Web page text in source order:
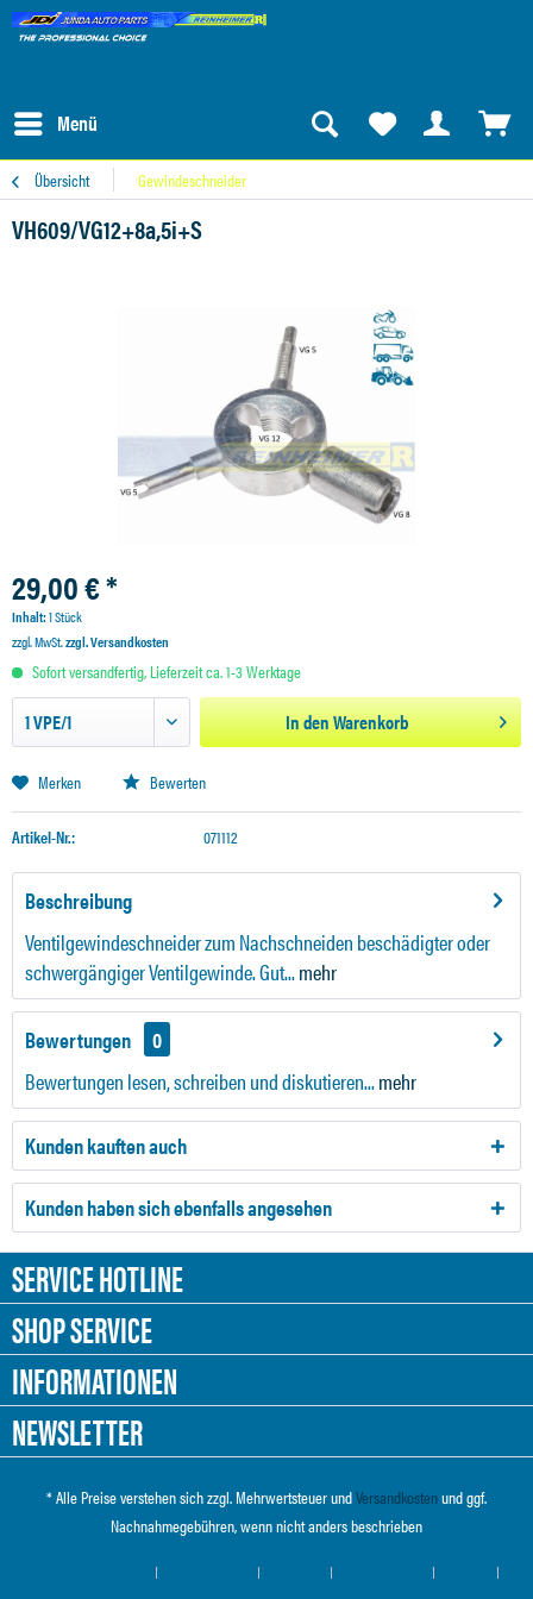
Menü
Übersicht Gewindeschneider
VH609/VG12+8a,5i+S
29,00 € *
Inhalt:1 Stück
zzgl. MwSt.zzgl. Versandkosten
Sofort versandfertig, Lieferzeit ca. 1-3 Werktage
In denWarenkorb
Merken Bewerten
Artikel-Nr.: 071112
Beschreibung
Ventilgewindeschneider zum Nachschneiden beschädigter oder
schwergängiger Ventilgewinde. Gut...mehr
Bewertungen
0
Bewertungen lesen, schreiben und diskutieren...mehr
Kunden kauften auch
Kunden haben sich ebenfalls angesehen
SERVICE HOTLINE
SHOP SERVICE
INFORMATIONEN
NEWSLETTER
* Alle Preise verstehen sich zzgl. Mehrwertsteuer undVersandkostenund ggf.
Nachnahmegebühren, wenn nicht anders beschrieben